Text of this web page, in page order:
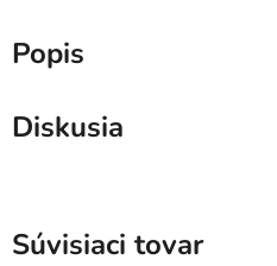
Popis
Diskusia
Súvisiaci tovar